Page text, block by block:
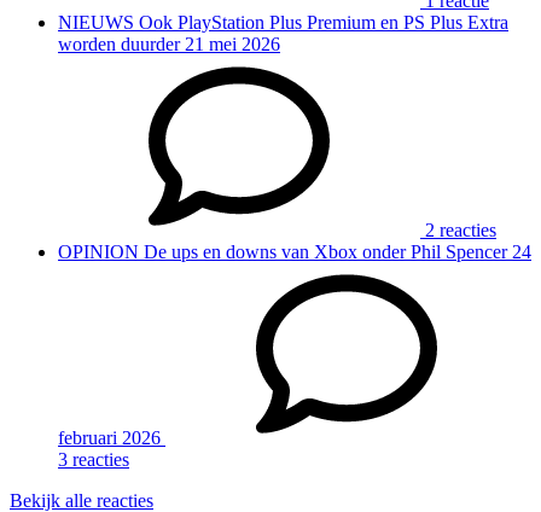
NIEUWS Ook PlayStation Plus Premium en PS Plus Extra
worden duurder 21 mei 2026
2 reacties
OPINION De ups en downs van Xbox onder Phil Spencer 24
februari 2026
3 reacties
Bekijk alle reacties